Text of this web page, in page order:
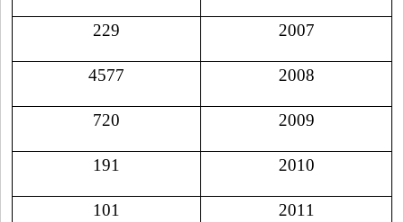
2007
229
2008
4577
2009
720
2010
191
2011
101